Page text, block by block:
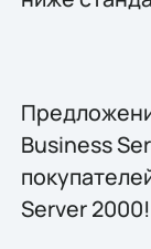
Business
Server 2000!